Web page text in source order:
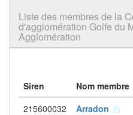
Liste des membres de la
d'agglomération Golfe du
Agglomération
Siren Nom membre
215600032
Arradon